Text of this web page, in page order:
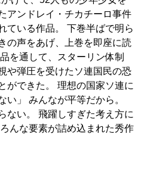
アンドレイ・チカチーロ事件
ている作品。 下巻半ばで明ら
の声をあげ、上巻を即座に読
を通して、スターリン体制
や弾圧を受けたソ連国民の恐
ができた。 理想の国家ソ連に
い」 みんなが平等だから。
ない。 飛躍しすぎた考え方に
んな要素が詰め込まれた秀作